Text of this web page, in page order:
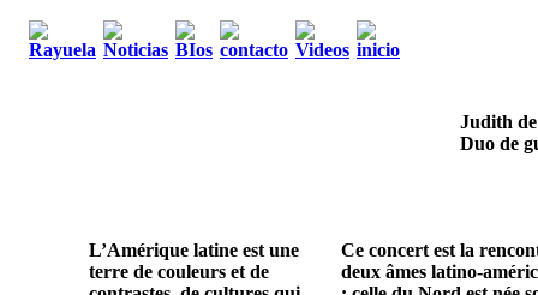
Judith
Duo de
L’Amérique latine est une
terre de couleurs et de
Ce concert est la
deux âmes latino-